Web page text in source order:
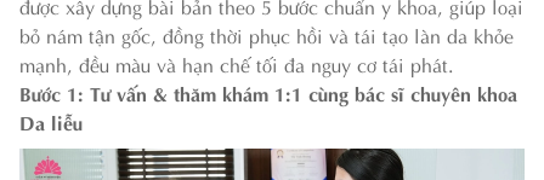
bỏ nám tận gốc, đồng thời phục hồi và tái tạo làn da khỏe
mạnh, đều màu và hạn chế tối đa nguy cơ tái phát.
Bước 1: Tư vấn & thăm khám 1:1 cùng bác sĩ chuyên khoa
Da liễu